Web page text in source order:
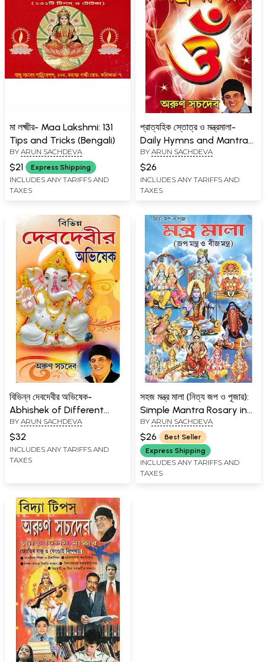
মা লক্ষ্মীর- Maa Lakshmi: 131
Tips and Tricks (Bengali)
BY ARUN SACHDEVA
$21 Express Shipping
INCLUDES ANY TARIFFS AND
TAXES
প্রাত্যহিক স্তোত্র ও মন্ত্রমালা-
Daily Hymns and Mantras
(Bengali)
BY ARUN SACHDEVA
$26
INCLUDES ANY TARIFFS AND
TAXES
বিভিন্ন দেবদেবীর অভিষেক-
Abhishek of Different
Gods And Goddesses
(Bengali)
BY ARUN SACHDEVA
$32
INCLUDES ANY TARIFFS AND
TAXES
সহজ মন্ত্র মালা (নিত্য জপ ও পূজার):
Simple Mantra Rosary in
Bengali (Daily Chanting
and Worship)
BY ARUN SACHDEVA
$26
Best Seller
Express Shipping
INCLUDES ANY TARIFFS AND
TAXES